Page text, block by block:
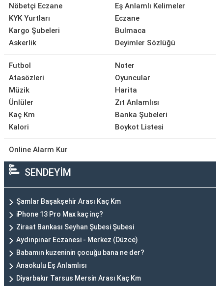
Nöbetçi Eczane
KYK Yurtları
Kargo Şubeleri
Askerlik
Eş Anlamlı Kelimeler
Eczane
Bulmaca
Deyimler Sözlüğü
Futbol
Atasözleri
Müzik
Ünlüler
Kaç Km
Kalori
Noter
Oyuncular
Harita
Zıt Anlamlısı
Banka Şubeleri
Boykot Listesi
Online Alarm Kur
SENDEYİM
Şamlar Başakşehir Arası Kaç Km
iPhone 13 Pro Max kaç inç?
Ziraat Bankası Seyhan Şubesi Şubesi
Aydınpınar Eczanesi - Merkez (Düzce)
Babamın kuzeninin çocuğu bana ne der?
Anaokulu Eş Anlamlısı
Diyarbakır Tarsus Mersin Arası Kaç Km